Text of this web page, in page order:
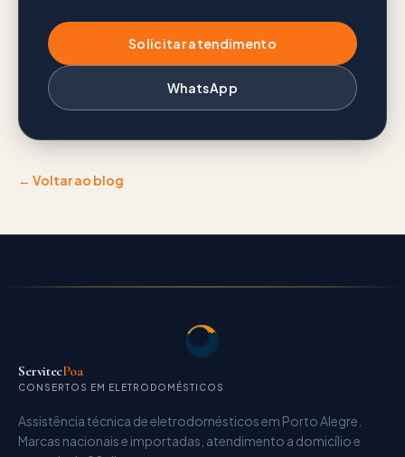
Solicitar atendimento
WhatsApp
← Voltar ao blog
ServitecPoa
CONSERTOS EM ELETRODOMÉSTICOS
Assistência técnica de eletrodomésticosem Porto Alegre.
Marcas nacionais e importadas, atendimento a domicílio e